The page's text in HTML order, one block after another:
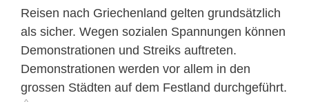
Reisen nach Griechenland gelten grundsätzlich
als sicher. Wegen sozialen Spannungen können
Demonstrationen und Streiks auftreten.
Demonstrationen werden vor allem in den
grossen Städten auf dem Festland durchgeführt.